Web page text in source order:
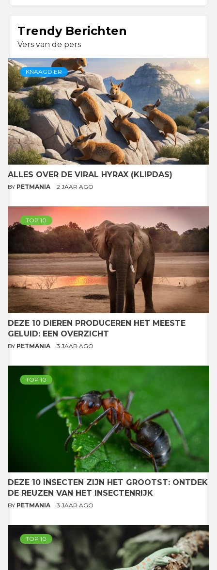
Trendy Berichten
Vers van de pers
KNAAGDIER
ALLES OVER DE VIRAL HYRAX (KLIPDAS)
BY PETMANIA 2 JAAR AGO
TOP 10
DEZE 10 DIEREN PRODUCEREN HET MEESTE
GELUID: EEN OVERZICHT
BY PETMANIA 3 JAAR AGO
TOP 10
DEZE 10 INSECTEN ZIJN HET GROOTST: ONTDEK
DE REUZEN VAN HET INSECTENRIJK
BY PETMANIA 3 JAAR AGO
TOP 10